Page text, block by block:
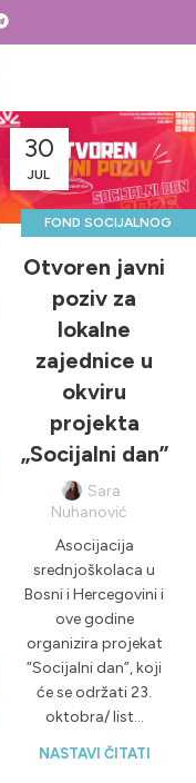
30
JUL
FOND SOCIJALNOG
,JAVNI POZIVI ,
LOKALNI TIMOVI
NOVOSTI & PROJEKTI
Otvoren javni
poziv za
lokalne
zajednice u
okviru
projekta
„Socijalni dan”
Sara
Nuhanović
Asocijacija
srednjoškolaca u
Bosni i Hercegovini i
ove godine
organizira projekat
“Socijalni dan”, koji
će se održati 23.
oktobra/ list...
NASTAVI ČITATI